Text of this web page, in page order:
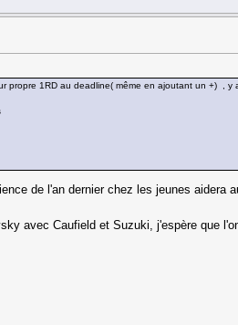
1RD au deadline( même en ajoutant un +) ,
de l'an dernier chez les jeunes aidera
avec Caufield et Suzuki, j'espère que